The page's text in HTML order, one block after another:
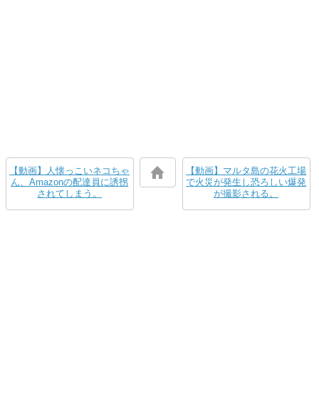
【動画】人懐っこいネコちゃ
ん、Amazonの配達員に誘拐
されてしまう。
【動画】マルタ島の花火工場
で火災が発生し恐ろしい爆発
が撮影される。